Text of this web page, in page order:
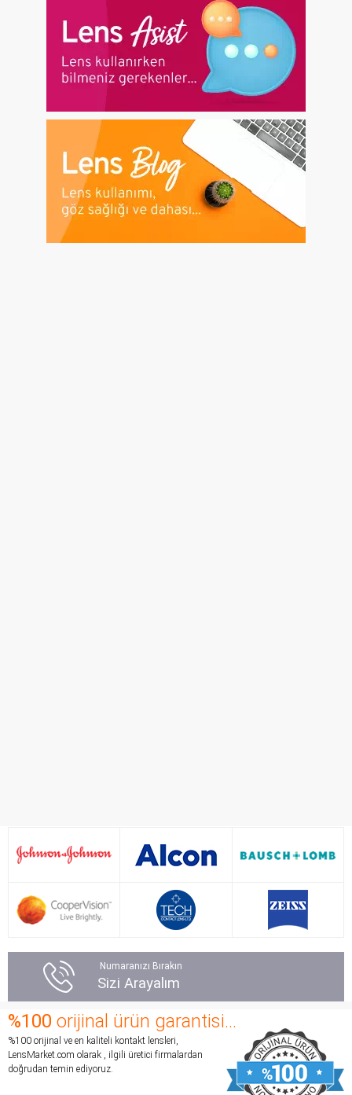
Numaranızı Bırakın
Sizi Arayalım
%100 orijinal ürün garantisi...
%100 orijinal ve en kaliteli kontakt lensleri,
LensMarket.com olarak , ilgili üretici firmalardan
doğrudan temin ediyoruz.